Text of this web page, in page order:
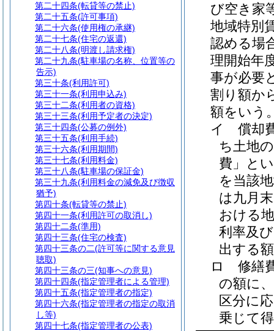
び空き家
地域特別
認める場
理開始年
事が必要
割り額か
額をいう
イ
償却
ち土地
費」と
を当該
は九月
おける
利率及
出する
ロ
修繕
の額に、
区分に
乗じて
第二十四条(転貸等の禁止)
第二十五条(許可事項)
第二十六条(使用権の承継)
第二十七条(住宅の返還)
第二十八条(明渡し請求権)
第二十九条(駐車場の名称、位置等の
告示)
第三十条(利用許可)
第三十一条(利用申込み)
第三十二条(利用者の資格)
第三十三条(利用予定者の決定)
第三十四条(公募の例外)
第三十五条(利用手続)
第三十六条(利用期間)
第三十七条(利用料金)
第三十八条(駐車場の保証金)
第三十九条(利用料金の減免及び徴収
猶予)
第四十条(転貸等の禁止)
第四十一条(利用許可の取消し)
第四十二条(準用)
第四十三条(住宅の検査)
第四十三条の二(許可等に関する意見
聴取)
第四十三条の三(知事への意見)
第四十四条(指定管理者による管理)
第四十五条(指定管理者の指定)
第四十六条(指定管理者の指定の取消
し等)
第四十七条(指定管理者の公表)